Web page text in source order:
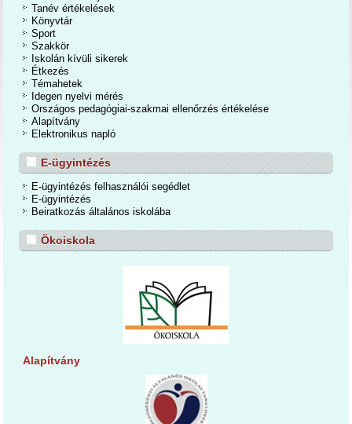
Tanév értékelések
Könyvtár
Sport
Szakkör
Iskolán kívüli sikerek
Étkezés
Témahetek
Idegen nyelvi mérés
Országos pedagógiai-szakmai ellenőrzés értékelése
Alapítvány
Elektronikus napló
E-ügyintézés
E-ügyintézés felhasználói segédlet
E-ügyintézés
Beiratkozás általános iskolába
Ökoiskola
Alapítvány